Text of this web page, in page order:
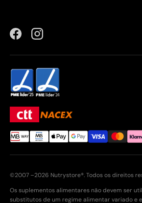
FacebookInstagram
©2007 –2026 Nutrystore®. Todos os direitos
Os suplementos alimentares não devem ser
substitutos de um regime alimentar variado e